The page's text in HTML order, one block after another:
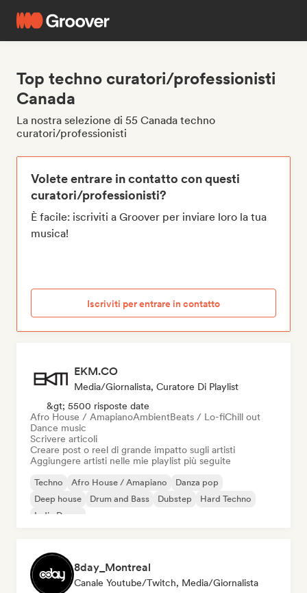
Top techno curatori/professionisti
Canada
La nostra selezione di 55 Canada techno
curatori/professionisti
Volete entrare in contatto con questi
curatori/professionisti?
È facile: iscriviti a Groover per inviare loro la tua
musica!
Iscriviti per entrare in contatto
EKM.CO
Media/Giornalista, Curatore Di Playlist
&gt; 5500 risposte date
Afro House / AmapianoAmbientBeats / Lo-fiChill out
Dance music
Scrivere articoli
Creare post o reel di grande impatto sugli artisti
Aggiungere artisti nelle mie playlist più seguite
Techno Afro House / Amapiano
Danza pop
Deep house
Drum and Bass Dubstep
Hard Techno
Indie Dance
8day_Montreal
Canale Youtube/Twitch, Media/Giornalista